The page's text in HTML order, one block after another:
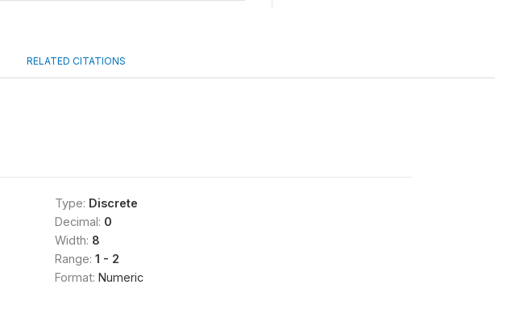
RELATED CITATIONS
Type: Discrete
Decimal: 0
Width: 8
Range: 1 - 2
Format: Numeric